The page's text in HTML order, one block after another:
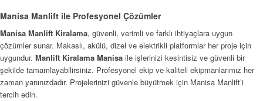
Manisa Manlift ile Profesyonel Çözümler
Manisa Manlift Kiralama, güvenli, verimli ve farklı ihtiyaçlara uygun
çözümler sunar. Makaslı, akülü, dizel ve elektrikli platformlar her proje için
uygundur. Manlift Kiralama Manisa ile işlerinizi kesintisiz ve güvenli bir
şekilde tamamlayabilirsiniz. Profesyonel ekip ve kaliteli ekipmanlarımız her
zaman yanınızdadır. Projelerinizi güvenle büyütmek için Manisa Manlift’i
tercih edin.